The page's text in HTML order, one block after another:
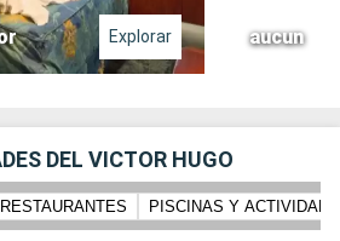
Explorar aucun
DEL VICTOR HUGO
RESTAURANTES PISCINAS Y